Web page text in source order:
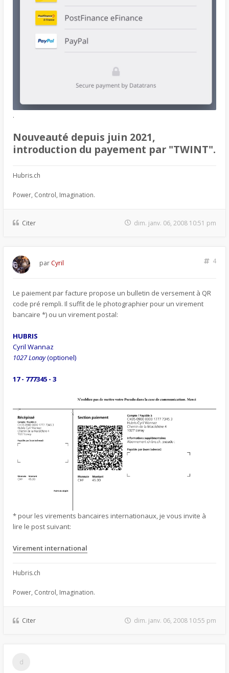
.
Nouveauté depuis juin 2021,
introduction du payement par "TWINT".
Hubris.ch
Power, Control, Imagination.
Citer dim. janv. 06, 2008 10:51 pm
4
par Cyril
Le paiement par facture propose un bulletin de versement à QR
code pré rempli. Il suffit de le photographier pour un virement
bancaire *) ou un virement postal:
HUBRIS
Cyril Wannaz
1027 Lonay(optionel)
17 - 777345 - 3
* pour les virements bancaires internationaux, je vous invite à
lire le post suivant:
Virement international
Hubris.ch
Power, Control, Imagination.
Citer dim. janv. 06, 2008 10:55 pm